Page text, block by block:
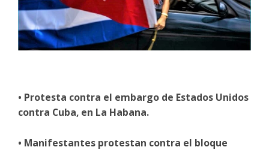
• Protesta contra el embargo de Estados Unidos
contra Cuba, en La Habana.
• Manifestantes protestan contra el bloque